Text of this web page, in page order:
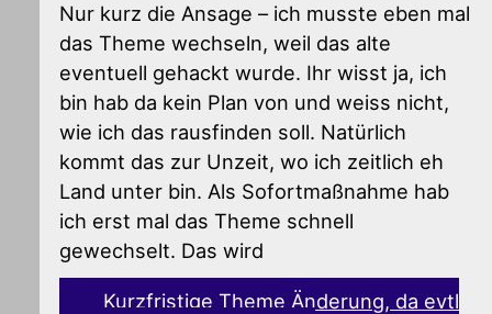
Nur kurz die Ansage – ich musste eben mal
das Theme wechseln, weil das alte
eventuell gehackt wurde. Ihr wisst ja, ich
bin hab da kein Plan von und weiss nicht,
wie ich das rausfinden soll. Natürlich
kommt das zur Unzeit, wo ich zeitlich eh
Land unter bin. Als Sofortmaßnahme hab
ich erst mal das Theme schnell
gewechselt. Das wird
Kurzfristige Theme Änderung, da evtl